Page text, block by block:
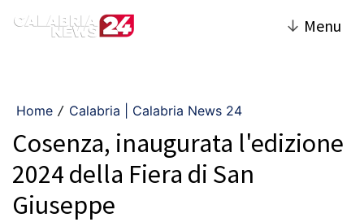
↓ Menu
Home / Calabria | Calabria News 24
Cosenza, inaugurata l'edizione
2024 della Fiera di San
Giuseppe